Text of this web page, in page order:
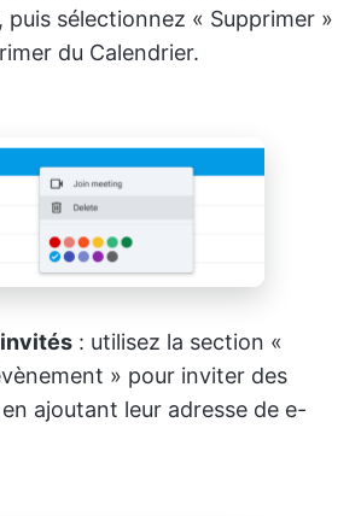
puis sélectionnez « Supprimer »
du Calendrier.
: utilisez la section «
» pour inviter des
ajoutant leur adresse de e-